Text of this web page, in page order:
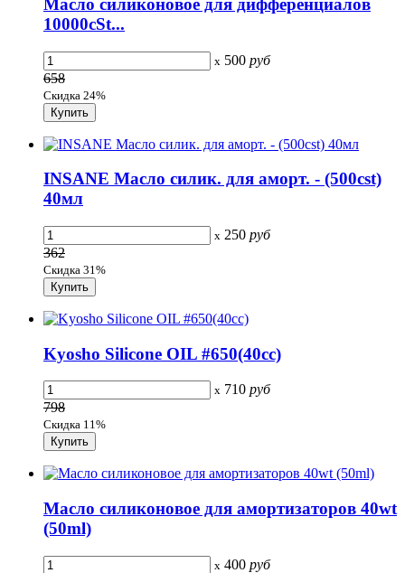
Масло силиконовое для дифференциалов
10000cSt...
x 500 руб
658
Скидка 24%
INSANE Масло силик. для аморт. - (500cst)
40мл
x 250 руб
362
Скидка 31%
Kyosho Silicone OIL #650(40cc)
x 710 руб
798
Скидка 11%
Масло силиконовое для амортизаторов 40wt
(50ml)
x 400 руб